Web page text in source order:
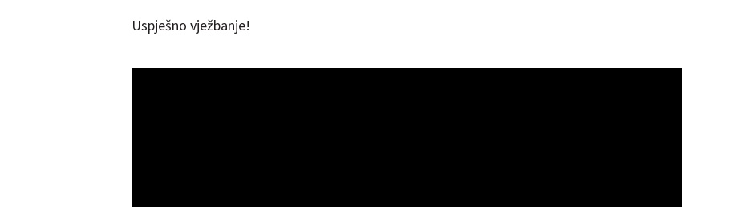
Uspješno vježbanje!